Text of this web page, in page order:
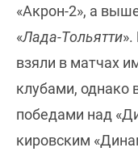
«Акрон-2», а
«Лада-Тольятти
взяли в матчах
клубами, однако
победами над
кировским